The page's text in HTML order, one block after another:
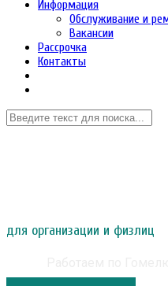
Информация
Обслуживание и
Вакансии
Рассрочка
Контакты
для организации и физлиц